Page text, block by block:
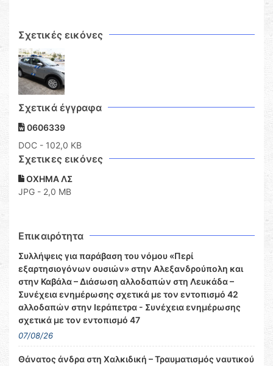
Σχετικές εικόνες
Σχετικά έγγραφα
0606339
DOC - 102,0 KB
Σχετικες εικόνες
ΟΧΗΜΑ ΛΣ
JPG - 2,0 MB
Επικαιρότητα
Συλλήψεις για παράβαση του νόμου «Περί
εξαρτησιογόνων ουσιών» στην Αλεξανδρούπολη και
στην Καβάλα – Διάσωση αλλοδαπών στη Λευκάδα –
Συνέχεια ενημέρωσης σχετικά με τον εντοπισμό 42
αλλοδαπών στην Ιεράπετρα - Συνέχεια ενημέρωσης
σχετικά με τον εντοπισμό 47
07/08/26
Θάνατος άνδρα στη Χαλκιδική – Τραυματισμός ναυτικού